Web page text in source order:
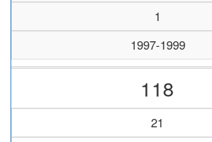
1
1997-1999
118
21